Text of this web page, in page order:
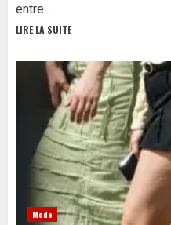
entre...
LIRE LA SUITE
Mode